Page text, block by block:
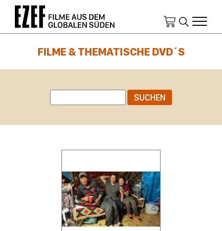
Direkt
Inhalt
FILME & THEMATISCHE DVD´S